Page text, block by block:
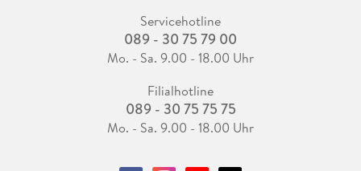
Servicehotline
089 - 30 75 79 00
Mo. - Sa. 9.00 - 18.00 Uhr
Filialhotline
089 - 30 75 75 75
Mo. - Sa. 9.00 - 18.00 Uhr